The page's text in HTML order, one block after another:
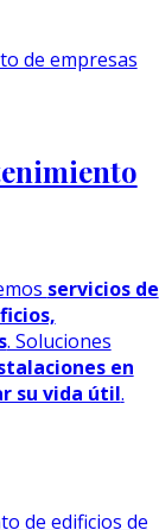
servicios de
. Soluciones
en
su vida útil.